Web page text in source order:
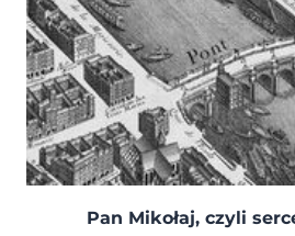
Pan Mikołaj, czyli